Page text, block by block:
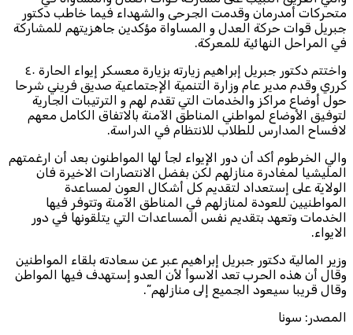
متحركات أمدرمان وقدمت الجرحى والشهداء فيما خاطب دكتور
جبريل قوات حركة العدل و المساواة مؤكدين جاهزيتهم للمشاركة
في المراحل النهائية للمعركة.
واختتم دكتور جبريل إبراهيم زيارته بزيارة معسكر إيواء الحارة ٤٠
كرري وقدم مدير عام وزارة التنمية الإجتماعية صديق فريني شرحا
حول أوضاع مراكز والخدمات التي تقدم لهم و الترتيبات الجارية
لتوفيق الأوضاع لمواطني المناطق الآمنة بالاتفاق الكامل معهم
لافساح المدارس للطلاب للانتظام في الدراسة.
والي الخرطوم أكد أن دور الإيواء لجأ لها المواطنون بعد أن ارغمتهم
المليشيا لمغادرة منازلهم لكن بفضل الانتصارات الاخيرة فان
الولاية على إستعداد لتقديم كل أشكال العون لمساعدة
المواطنيين للعودة لمنازلهم في المناطق الآمنة وتتوفر فيها
الخدمات وتعهد بتقديم نفس المساعدات التي يتلقونها في دور
الايواء.
وزير المالية دكتور جبريل إبراهيم عبر عن سعادته بلقاء المواطنين
وقال أن هذه الحرب تعد الاسوأ لأن العدو إستهدف فيها المواطن
وقال قريبا سيعود الجميع إلى منازلهم”.
المصدر: سونا